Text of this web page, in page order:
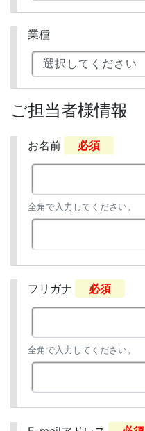
業種
ご担当者様情報
お名前 必須
全角で入力してください。
フリガナ 必須
全角で入力してください。